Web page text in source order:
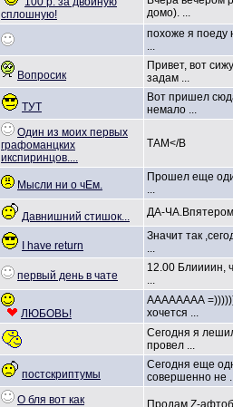
сплошную!
домо). ...
похоже я поеду
...
Вопросик
Привет, вот
задам ...
ТУТ
Вот пришел
немало ...
Один из моих первых
графоманцких
икспиринцов....
ТАМ</B
Мысли ни о чЕм.
Прошел еще
...
Давнишний стишок... ДА-ЧА.Впят
I have return
Значит так
...
первый день в чате
12.00 Блиииин,
...
ЛЮБОВЬ!
АААААААА
хочется ...
Сегодня я
провел ...
постскриптумы
Сегодня еще
совершенно не
О бля вот как
Продам Z-